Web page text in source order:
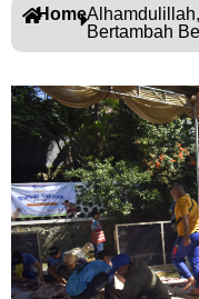
Home
Bertambah